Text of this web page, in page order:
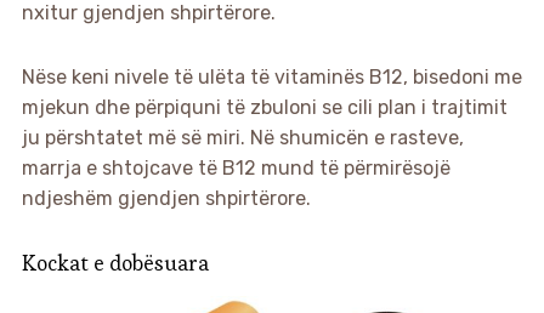
nxitur gjendjen shpirtërore.
Nëse keni nivele të ulëta të vitaminës B12, bisedoni me
mjekun dhe përpiquni të zbuloni se cili plan i trajtimit
ju përshtatet më së miri. Në shumicën e rasteve,
marrja e shtojcave të B12 mund të përmirësojë
ndjeshëm gjendjen shpirtërore.
Kockat e dobësuara